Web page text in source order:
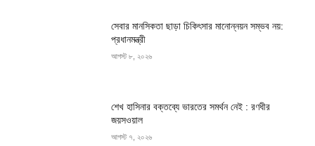
সেবার মানসিকতা ছাড়া চিকিৎসার মানোন্নয়ন সম্ভব নয়:
প্রধানমন্ত্রী
আগস্ট ৮, ২০২৬
শেখ হাসিনার বক্তব্যে ভারতের সমর্থন নেই : রণধীর
জয়সওয়াল
আগস্ট ৭, ২০২৬